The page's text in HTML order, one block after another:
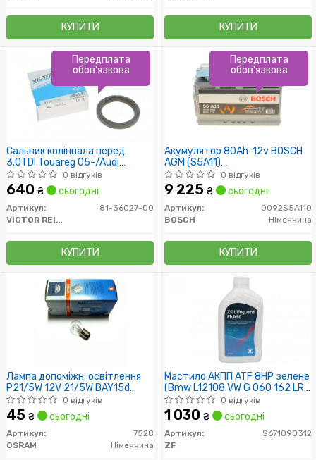
КУПИТИ КУПИТИ
Сальник колінвала перед.
3.0TDI Touareg 05-/Audi
A4/A5/A6 060 відгуків
640 ₴ сьогодні
Артикул:
81-36027-00
VICTOR REINZ
КУПИТИ
Передплата
обов'язкова
Акумулятор 80Ah-12v BOSCH
AGM (S5A11)
(315x175x190),R,EN800
0 відгуків
9 225 ₴ сьогодні
Артикул:
0092S5A110
BOSCH
Німеччина
КУПИТИ
Передплата
обов'язкова
Лампа допоміжн. освітлення
P21/5W 12V 21/5W BAY15d
(вир-во OSRAM)0 відгуків
45 ₴ сьогодні
Артикул:
7528
OSRAM
Німеччина
Мастило АКПП ATF 8HP зелене
(Bmw L12108 VW G 060 162 LR
023288) 1L
0 відгуків
1 030 ₴ сьогодні
Артикул:
S671090312
ZF